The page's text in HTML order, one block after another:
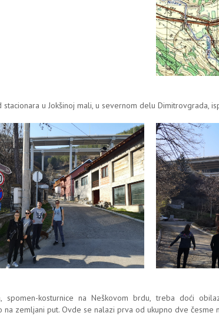
stacionara u Jokšinoj mali, u severnom delu Dimitrovgrada,
spomen-kosturnice na Neškovom brdu, treba doći
na zemljani put. Ovde se nalazi prva od ukupno dve česme